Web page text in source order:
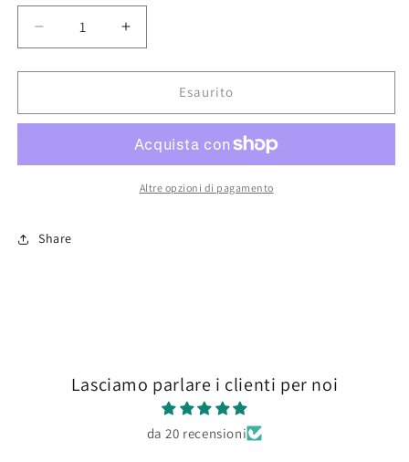
Diminuisci
quantità
per
Black
Aumenta
quantità
per
Black
1/10
Esaurito
Altre opzioni di pagamento
Share
Lasciamo parlare i clienti per noi
da 20 recensioni